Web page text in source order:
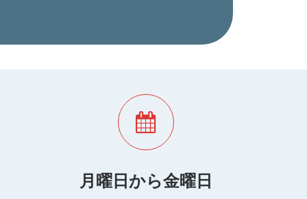
月曜日から金曜日